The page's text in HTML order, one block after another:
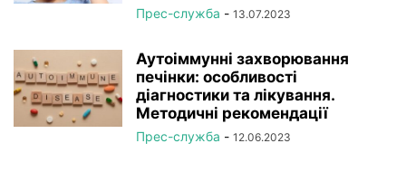
Прес-служба - 13.07.2023
Аутоіммунні захворювання
печінки: особливості
діагностики та лікування.
Методичні рекомендації
Прес-служба - 12.06.2023